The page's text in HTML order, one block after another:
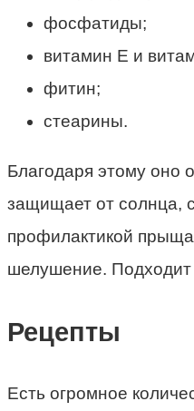
фосфатиды;
витамин Е и
фитин;
стеарины.
Благодаря этому оно
защищает от солнца,
профилактикой
шелушение. Подходит
Рецепты
Есть огромное